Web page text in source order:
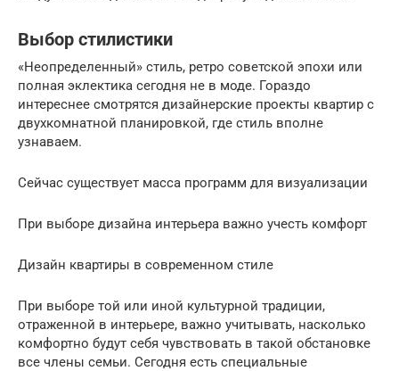
Выбор стилистики
«Неопределенный» стиль, ретро советской эпохи или
полная эклектика сегодня не в моде. Гораздо
интереснее смотрятся дизайнерские проекты квартир с
двухкомнатной планировкой, где стиль вполне
узнаваем.
Сейчас существует масса программ для визуализации
При выборе дизайна интерьера важно учесть комфорт
Дизайн квартиры в современном стиле
При выборе той или иной культурной традиции,
отраженной в интерьере, важно учитывать, насколько
комфортно будут себя чувствовать в такой обстановке
все члены семьи. Сегодня есть специальные